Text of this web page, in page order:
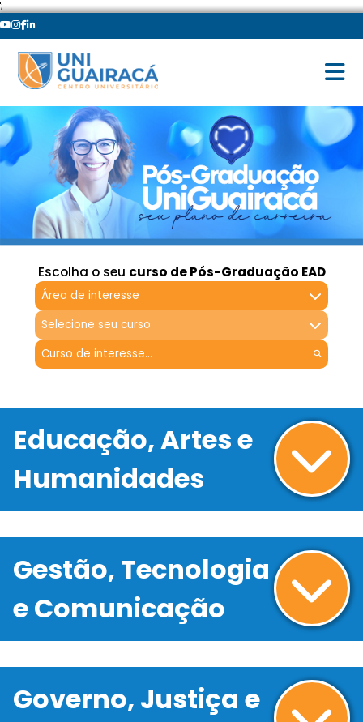
';
Escolha o seu curso de Pós-Graduação EAD
Área de interesse
Selecione seu curso
Educação, Artes e
Humanidades
Gestão, Tecnologia
e Comunicação
Governo, Justiça e